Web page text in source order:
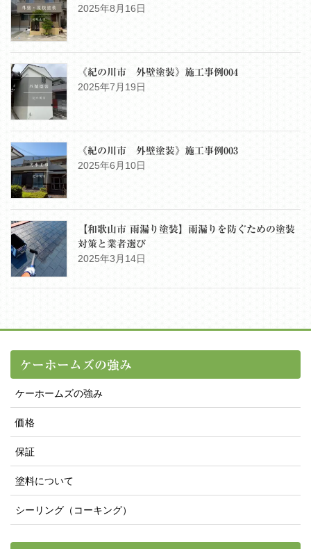
2025年8月16日
《紀の川市 外壁塗装》施工事例004
2025年7月19日
《紀の川市 外壁塗装》施工事例003
2025年6月10日
【和歌山市 雨漏り塗装】雨漏りを防ぐための塗装
対策と業者選び
2025年3月14日
ケーホームズの強み
ケーホームズの強み
価格
保証
塗料について
シーリング（コーキング）